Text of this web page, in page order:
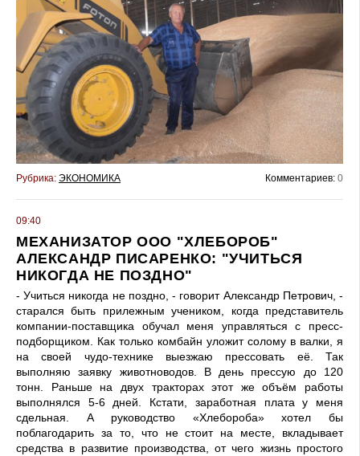
Рубрика: ЭКОНОМИКА Комментариев: 0
09:40
МЕХАНИЗАТОР ООО "ХЛЕБОРОБ"
АЛЕКСАНДР ПИСАРЕНКО: "УЧИТЬСЯ
НИКОГДА НЕ ПОЗДНО"
- Учиться никогда не поздно, - говорит Александр Петрович, -
старался быть прилежным учеником, когда представитель
компании-поставщика обучал меня управляться с пресс-
подборщиком. Как только комбайн уложит солому в валки, я
на своей чудо-технике выезжаю прессовать её. Так
выполняю заявку животноводов. В день прессую до 120
тонн. Раньше на двух тракторах этот же объём работы
выполнялся 5-6 дней. Кстати, заработная плата у меня
сдельная. А руководство «Хлебороба» хотел бы
поблагодарить за то, что не стоит на месте, вкладывает
средства в развитие производства, от чего жизнь простого